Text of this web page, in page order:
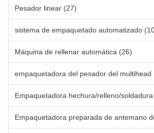
Pesador linear (27)
sistema de empaquetado automatizado
Máquina de rellenar automática (26)
empaquetadora del pesador del multihead
Empaquetadora hechura/relleno/
Empaquetadora preparada de antemano